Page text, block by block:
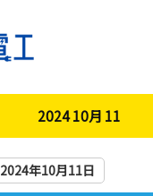
2024 10月 11
2024年10月11日